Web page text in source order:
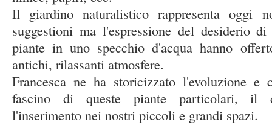
Il giardino naturalistico rappresenta
suggestioni ma l'espressione del desiderio
piante in uno specchio d'acqua hanno
antichi, rilassanti atmosfere.
Francesca ne ha storicizzato l'evoluzione e
fascino di queste piante particolari, il
l'inserimento nei nostri piccoli e grandi spazi.